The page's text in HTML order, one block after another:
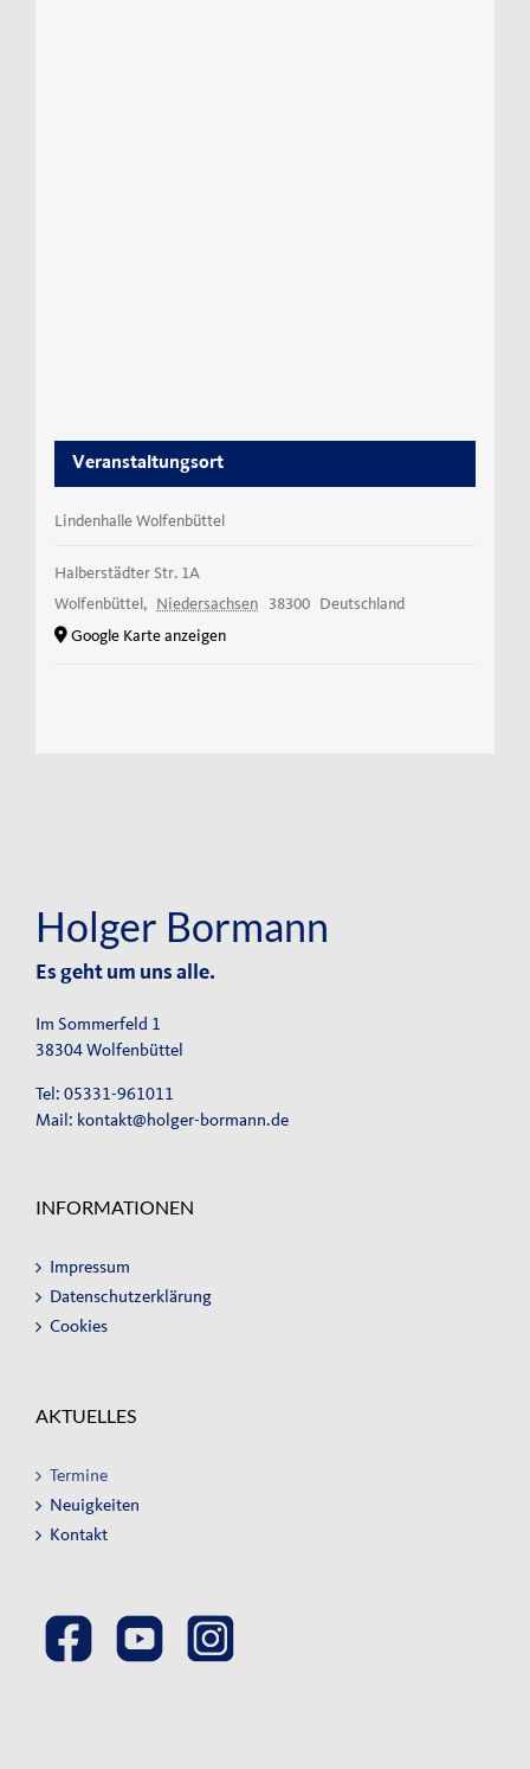
Veranstaltungsort
Lindenhalle Wolfenbüttel
Halberstädter Str. 1A
Wolfenbüttel, Niedersachsen 38300 Deutschland
Google Karte anzeigen
Holger Bormann
Es geht um uns alle.
Im Sommerfeld 1
38304 Wolfenbüttel
Tel: 05331-961011
Mail: kontakt@holger-bormann.de
INFORMATIONEN
Impressum
Datenschutzerklärung
Cookies
AKTUELLES
Termine
Neuigkeiten
Kontakt